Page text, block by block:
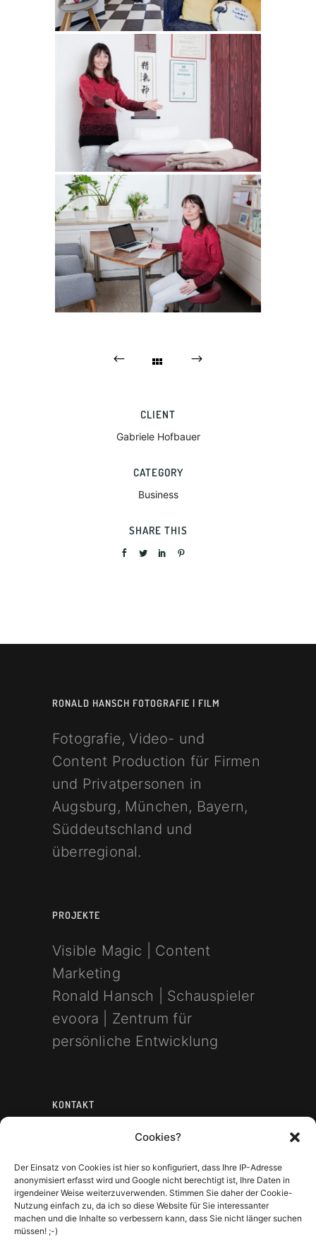
Cookies?
Der Einsatz von Cookies ist hier so konfiguriert, dass Ihre IP-Adresse
anonymisiert erfasst wird und Google nicht berechtigt ist, Ihre Daten in
irgendeiner Weise weiterzuverwenden. Stimmen Sie daher der Cookie-
Nutzung einfach zu, da ich so diese Website für Sie interessanter
machen und die Inhalte so verbessern kann, dass Sie nicht länger suchen
müssen! ;-)
CLIENT
Gabriele Hofbauer
CATEGORY
Business
SHARE THIS
RONALD HANSCH FOTOGRAFIE | FILM
Fotografie, Video- und
Content Production für Firmen
und Privatpersonen in
Augsburg, München, Bayern,
Süddeutschland und
überregional.
PROJEKTE
Visible Magic | Content
Marketing
Ronald Hansch | Schauspieler
evoora | Zentrum für
persönliche Entwicklung
KONTAKT
mobile: +49 177 681 76 76
email:
mail[at]ronaldhansch.com